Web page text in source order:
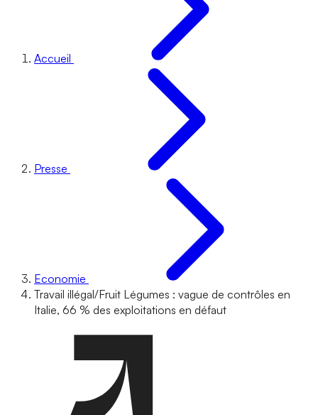
Accueil
Presse
Economie
Travail illégal/Fruit Légumes : vague de contrôles en
Italie, 66 % des exploitations en défaut